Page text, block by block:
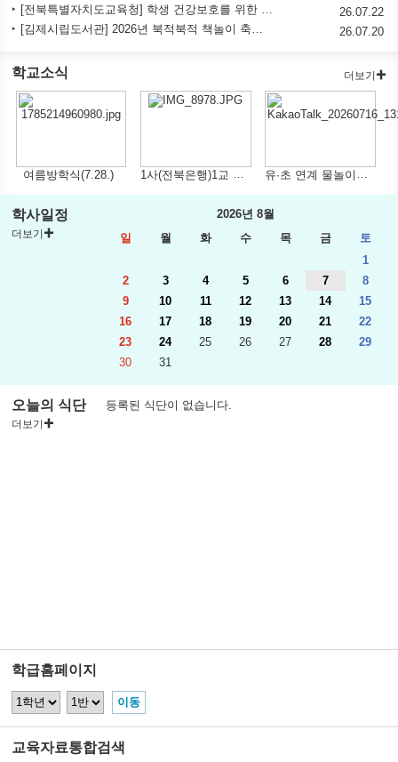
[전북특별자치도교육청] 학생 건강보호를 위한 학부모용 흡연예방 교육자료 (7월)
26.07.22
[김제시립도서관] 2026년 북적북적 책놀이 축제 「도전! 초등 독서골든벨」참여자 모집 안
26.07.20
학교소식 더보기
여름방학식(7.28.) 1사(전북은행)1교 금융교육 (7.23.) 유·초 연계 물놀이체험학습 (7.16.)
학사일정
더보기
2026년 8월
일
월 화 수 목 금
토
1
2
3 4 5 6 7
8
9
10 11 12 13 14
15
16
17 18 19 20 21
22
23
24 25 26 27 28
29
30
31
오늘의 식단
더보기
등록된 식단이 없습니다.
학급홈페이지
교육자료통합검색